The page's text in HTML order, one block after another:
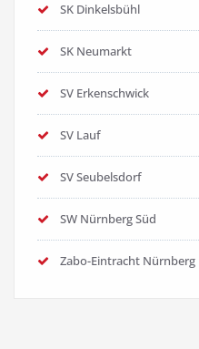
SK Dinkelsbühl
SK Neumarkt
SV Erkenschwick
SV Lauf
SV Seubelsdorf
SW Nürnberg Süd
Zabo-Eintracht Nürnberg